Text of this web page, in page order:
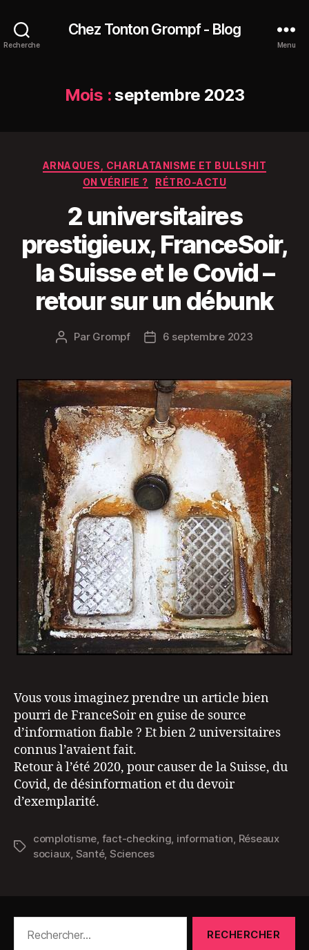
Recherche
Chez Tonton Grompf - Blog
Menu
Mois :septembre 2023
Catégories
ARNAQUES, CHARLATANISME ET BULLSHIT
ON VÉRIFIE ?
RÉTRO-ACTU
2 universitaires
prestigieux, FranceSoir,
la Suisse et le Covid –
retour sur un débunk
Auteur
Par Grompf
Date6 septembre 2023
Vous vous imaginez prendre un article bien
pourri de FranceSoir en guise de source
d’information fiable ? Et bien 2 universitaires
connus l’avaient fait.
Retour à l’été 2020, pour causer de la Suisse, du
Covid, de désinformation et du devoir
d’exemplarité.
Étiquettes
complotisme, fact-checking, information, Réseaux
sociaux, Santé, Sciences